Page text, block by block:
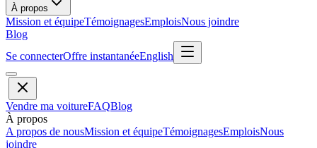
À propos
Mission et équipeTémoignagesEmploisNous joindre
Blog
Se connecterOffre instantanéeEnglish
Vendre ma voitureFAQBlog
À propos
A propos de nousMission et équipeTémoignagesEmploisNous
joindre